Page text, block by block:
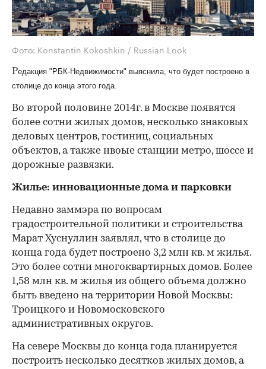
Фото: Konstantin Kokoshkin / Russian Look
Редакция "РБК-Недвижимости" выяснила, что будет построено в
столице до конца этого года.
Во второй половине 2014г. в Москве появятся
более сотни жилых домов, несколько знаковых
деловых центров, гостиниц, социальных
объектов, а также нвоые станции метро, шоссе и
дорожные развязки.
Жилье: инновационные дома и парковки
Недавно заммэра по вопросам
градостроительной политики и строительства
Марат Хуснуллин заявлял, что в столице до
конца года будет построено 3,2 млн кв. м жилья.
Это более сотни многоквартирных домов. Более
1,58 млн кв. м жилья из общего объема должно
быть введено на территории Новой Москвы:
Троицкого и Новомосковского
административных округов.
На севере Москвы до конца года планируется
построить несколько десятков жилых домов, а